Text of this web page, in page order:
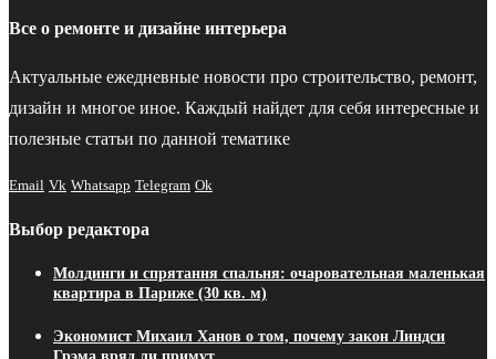
Все о ремонте и дизайне интерьера
Актуальные ежедневные новости про строительство, ремонт,
дизайн и многое иное. Каждый найдет для себя интересные и
полезные статьи по данной тематике
Email Vk Whatsapp Telegram Ok
Выбор редактора
Молдинги и спрятання спальня: очаровательная маленькая
квартира в Париже (30 кв. м)
Экономист Михаил Ханов о том, почему закон Линдси